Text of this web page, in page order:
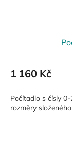
1 160 Kč
Počítadlo s čísly
rozměry